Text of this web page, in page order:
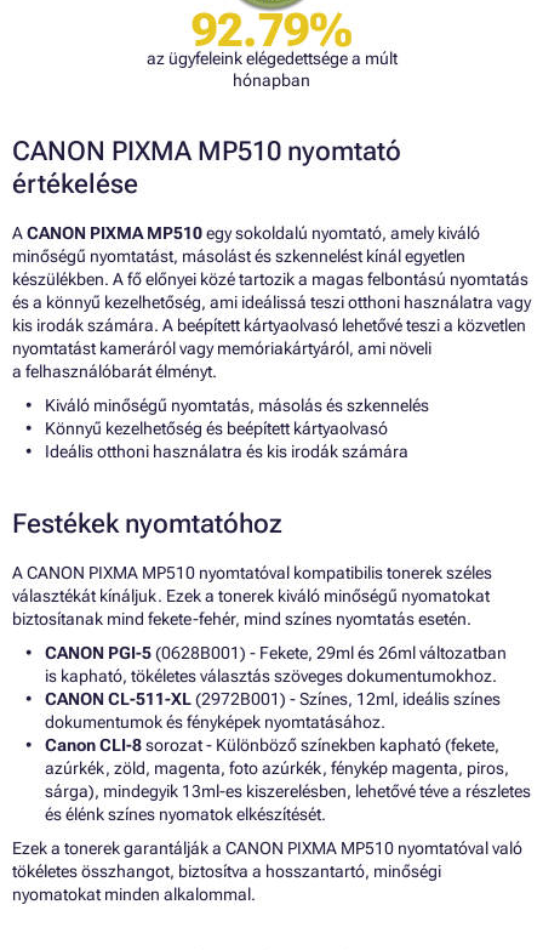
92.79%
az ügyfeleink elégedettsége a múlt
hónapban
CANON PIXMA MP510 nyomtató
értékelése
ACANON PIXMA MP510egy sokoldalú nyomtató, amely kiváló
minőségű nyomtatást, másolást és szkennelést kínál egyetlen
készülékben. A fő előnyei közé tartozik a magas felbontású nyomtatás
és a könnyű kezelhetőség, ami ideálissá teszi otthoni használatra vagy
kis irodák számára. A beépített kártyaolvasó lehetővé teszi a közvetlen
nyomtatást kameráról vagy memóriakártyáról, ami növeli
a felhasználóbarát élményt.
Kiváló minőségű nyomtatás, másolás és szkennelés
Könnyű kezelhetőség és beépített kártyaolvasó
Ideális otthoni használatra és kis irodák számára
Festékek nyomtatóhoz
A CANON PIXMA MP510 nyomtatóval kompatibilis tonerek széles
választékát kínáljuk. Ezek a tonerek kiváló minőségű nyomatokat
biztosítanak mind fekete-fehér, mind színes nyomtatás esetén.
CANON PGI-5(0628B001) - Fekete, 29ml és 26ml változatban
is kapható, tökéletes választás szöveges dokumentumokhoz.
CANON CL-511-XL(2972B001) - Színes, 12ml, ideális színes
dokumentumok és fényképek nyomtatásához.
Canon CLI-8sorozat - Különböző színekben kapható (fekete,
azúrkék, zöld, magenta, foto azúrkék, fénykép magenta, piros,
sárga), mindegyik 13ml-es kiszerelésben, lehetővé téve a részletes
és élénk színes nyomatok elkészítését.
Ezek a tonerek garantálják a CANON PIXMA MP510 nyomtatóval való
tökéletes összhangot, biztosítva a hosszantartó, minőségi
nyomatokat minden alkalommal.